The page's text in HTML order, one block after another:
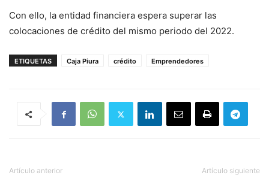
Con ello, la entidad financiera espera superar las
colocaciones de crédito del mismo periodo del 2022.
ETIQUETAS Caja Piura crédito Emprendedores
Artículo anterior Artículo siguiente